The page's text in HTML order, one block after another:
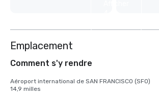
Emplacement
Comment s'y rendre
Aéroport international de SAN FRANCISCO (SFO)
14,9 milles